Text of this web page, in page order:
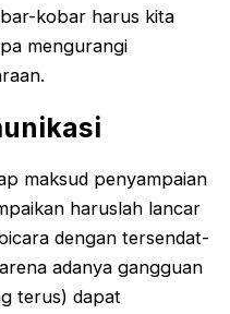
kobar harus kita
mengurangi
maksud penyampaian
haruslah lancar
dengan tersendat-
adanya gangguan
terus) dapat